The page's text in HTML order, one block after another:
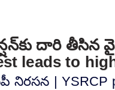
దారి తీసిన
leads to
| YSRCP